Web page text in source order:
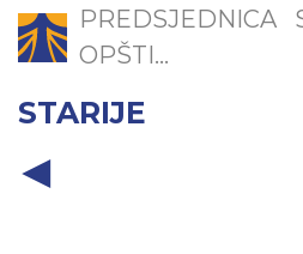
PREDSJEDNICA
OPŠTI...
STARIJE